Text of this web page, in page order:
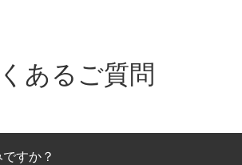
あるご質問
すか？